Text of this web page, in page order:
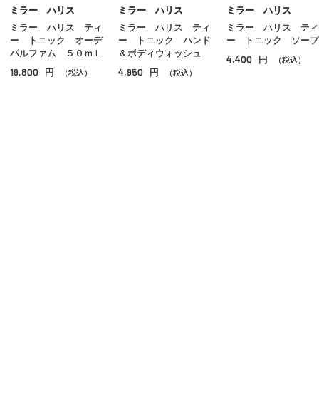
ハンドケア
フットケア
サンケア（ボディ）
ミラー ハリス
ミラー ハリス ティ
ー トニック オーデ
パルファム ５０ｍＬ
19,800 円 （税込）
ミラー ハリス
ミラー ハリス ティ
ー トニック ハンド
＆ボディウォッシュ
4,950 円 （税込）
ミラー ハリス
ミラー ハリス ティ
ー トニック ソープ
4,400 円 （税込）